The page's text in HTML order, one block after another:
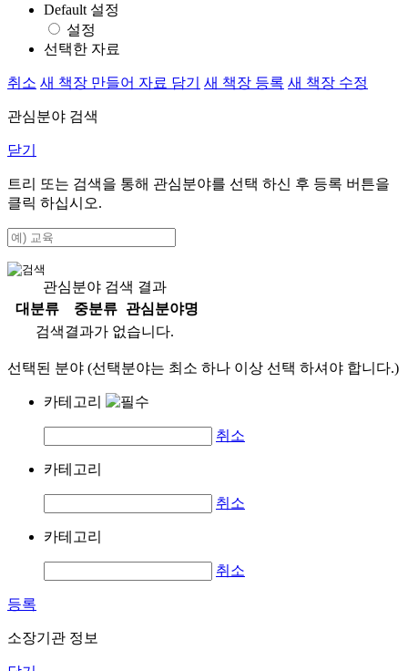
Default 설정
설정
선택한 자료
취소 새 책장 만들어 자료 담기 새 책장 등록 새 책장 수정
관심분야 검색
닫기
트리 또는 검색을 통해 관심분야를 선택 하신 후 등록 버튼을
클릭 하십시오.
관심분야 검색 결과
대분류
중분류
관심분야명
검색결과가 없습니다.
선택된 분야 (선택분야는 최소 하나 이상 선택 하셔야 합니다.)
카테고리
취소
카테고리
취소
카테고리
취소
등록
소장기관 정보